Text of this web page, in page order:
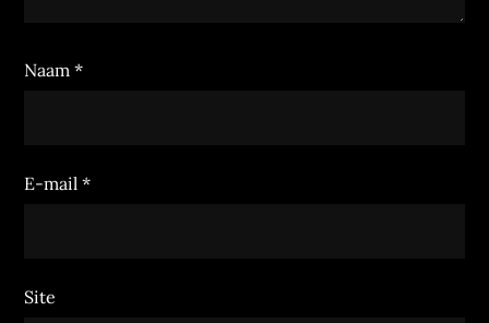
Naam*
E-mail*
Site